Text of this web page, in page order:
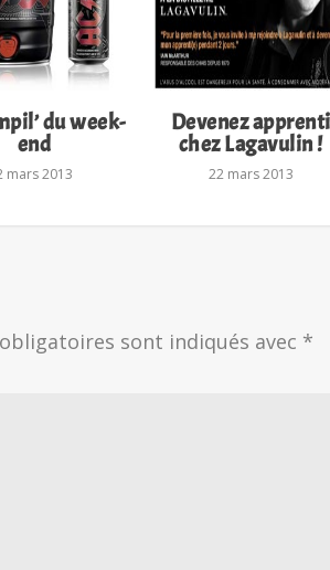
du week-
end
mars 2013
Devenez apprenti
chez Lagavulin !
22 mars 2013
sont indiqués avec *